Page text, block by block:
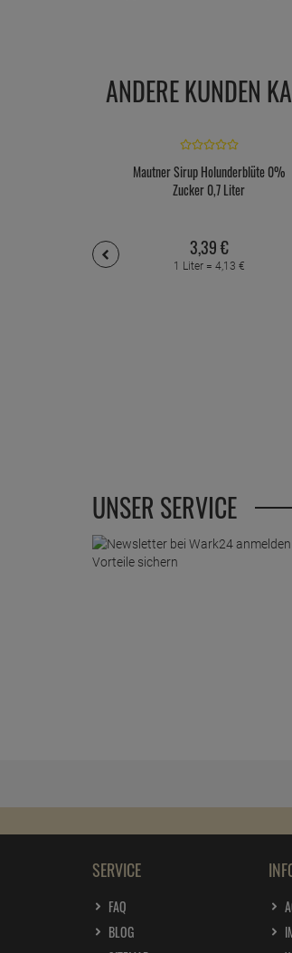
ANDERE KUNDEN
Mautner Sirup Holunderblüte 0%
Zucker 0,7 Liter
3,39€
1 Liter = 4, 13 €
UNSER SERVICE
SERVICE
FAQ
BLOG